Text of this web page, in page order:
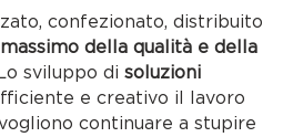
confezionato, distribuito
della qualità e della
sviluppo disoluzioni
e creativo il lavoro
continuare a stupire